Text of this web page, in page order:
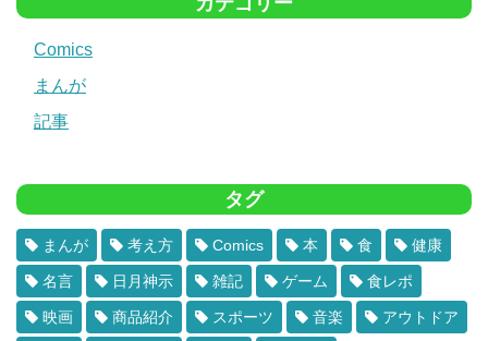
Comics
まんが
記事
タグ
まんが 考え方 Comics 本 食 健康
名言 日月神示 雑記 ゲーム 食レポ
映画 商品紹介 スポーツ 音楽 アウトドア